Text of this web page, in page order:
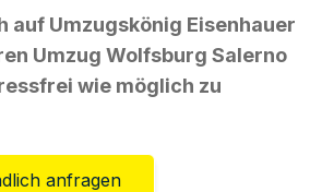
auf Umzugskönig Eisenhauer
Umzug Wolfsburg Salerno
wie möglich zu
anfragen